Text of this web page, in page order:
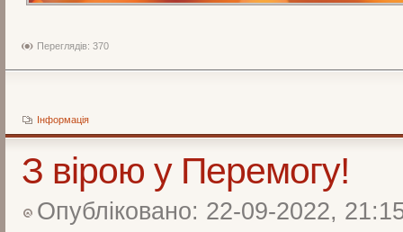
Переглядів: 370
Інформація
З вірою у Перемогу!
Опубліковано: 22-09-2022,